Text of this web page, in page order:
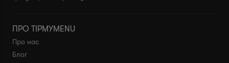
ПРО TIPMYMENU
Про нас
Блог